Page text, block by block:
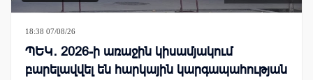
18:38 07/08/26
ՊԵԿ․ 2026-ի առաջին կիսամյակում
բարելավվել են հարկային կարգապահության